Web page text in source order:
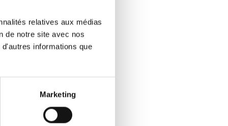
relatives aux médias
de notre site avec nos
informations que
Marketing